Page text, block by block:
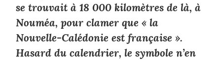
se trouvait à 18 000 kilomètres de là, à
Nouméa, pour clamer que « la
Nouvelle-Calédonie est française ».
Hasard du calendrier, le symbole n’en